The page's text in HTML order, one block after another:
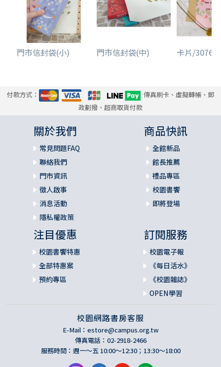
門市信封袋(小) 門市信封袋(中) 卡片/3076/
付款方式：
傳真刷卡、虛擬轉帳、郵
政劃撥、超商取貨付款
關於我們
常見問題FAQ
聯絡我們
門市資訊
徵人啟事
消息活動
隱私權政策
商品快訊
全館新品
館長推薦
禮品專區
校園書饗
即將登場
注目優惠
校園書饗特惠
全部特惠案
預約專區
訂閱服務
校園電子報
《每日活水》
《校園雜誌》
OPEN學習
校園網路書房客服
E-Mail： estore@campus.org.tw
傳真電話：02-2918-2466
服務時間：週一～五 10:00～12:30；13:30～18:00